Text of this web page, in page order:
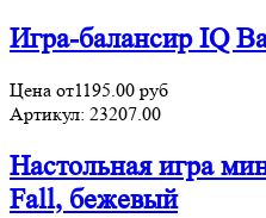
Игра-балансир IQ
Цена от1195.00 руб
Артикул: 23207.00
Настольная игра
Fall, бежевый